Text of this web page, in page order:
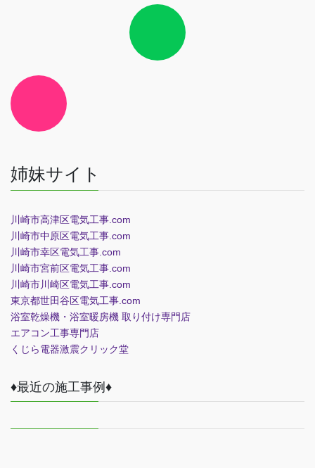
イ
コ
ン
リ
イ
コ
ン
リ
姉妹サイト
川崎市高津区電気工事.com
川崎市中原区電気工事.com
川崎市幸区電気工事.com
川崎市宮前区電気工事.com
川崎市川崎区電気工事.com
東京都世田谷区電気工事.com
浴室乾燥機・浴室暖房機 取り付け専門店
エアコン工事専門店
くじら電器激震クリック堂
♦最近の施工事例♦